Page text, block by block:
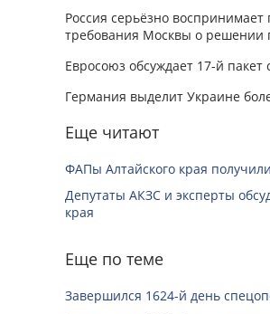
Россия серьёзно
требования Москвы о
Евросоюз обсуждает 17-й
Германия выделит Украине
Еще читают
ФАПы Алтайского края
Депутаты АКЗС и эксперты
края
Еще по теме
Завершился 1624-й день